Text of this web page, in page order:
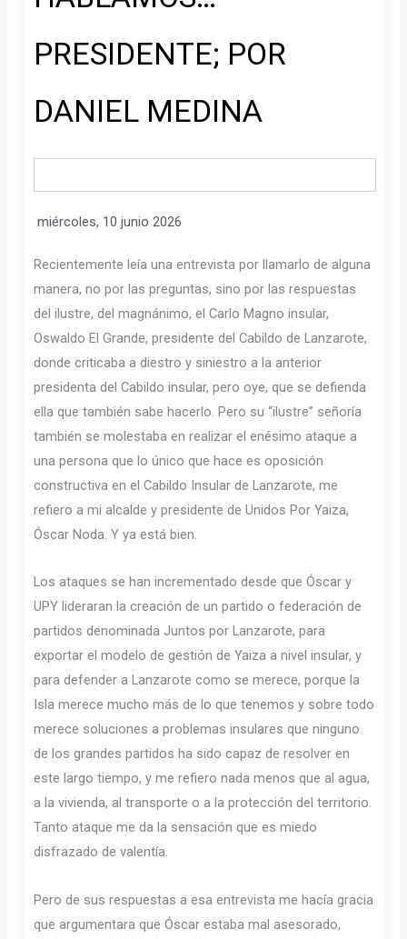
PRESIDENTE; POR
DANIEL MEDINA
miércoles, 10 junio 2026
Recientemente leía una entrevista por llamarlo de alguna
manera, no por las preguntas, sino por las respuestas
del ilustre, del magnánimo, el Carlo Magno insular,
Oswaldo El Grande, presidente del Cabildo de Lanzarote,
donde criticaba a diestro y siniestro a la anterior
presidenta del Cabildo insular, pero oye, que se defienda
ella que también sabe hacerlo. Pero su “ilustre” señoría
también se molestaba en realizar el enésimo ataque a
una persona que lo único que hace es oposición
constructiva en el Cabildo Insular de Lanzarote, me
refiero a mi alcalde y presidente de Unidos Por Yaiza,
Óscar Noda. Y ya está bien.
Los ataques se han incrementado desde que Óscar y
UPY lideraran la creación de un partido o federación de
partidos denominada Juntos por Lanzarote, para
exportar el modelo de gestión de Yaiza a nivel insular, y
para defender a Lanzarote como se merece, porque la
Isla merece mucho más de lo que tenemos y sobre todo
merece soluciones a problemas insulares que ninguno
de los grandes partidos ha sido capaz de resolver en
este largo tiempo, y me refiero nada menos que al agua,
a la vivienda, al transporte o a la protección del territorio.
Tanto ataque me da la sensación que es miedo
disfrazado de valentía.
Pero de sus respuestas a esa entrevista me hacía gracia
que argumentara que Óscar estaba mal asesorado,